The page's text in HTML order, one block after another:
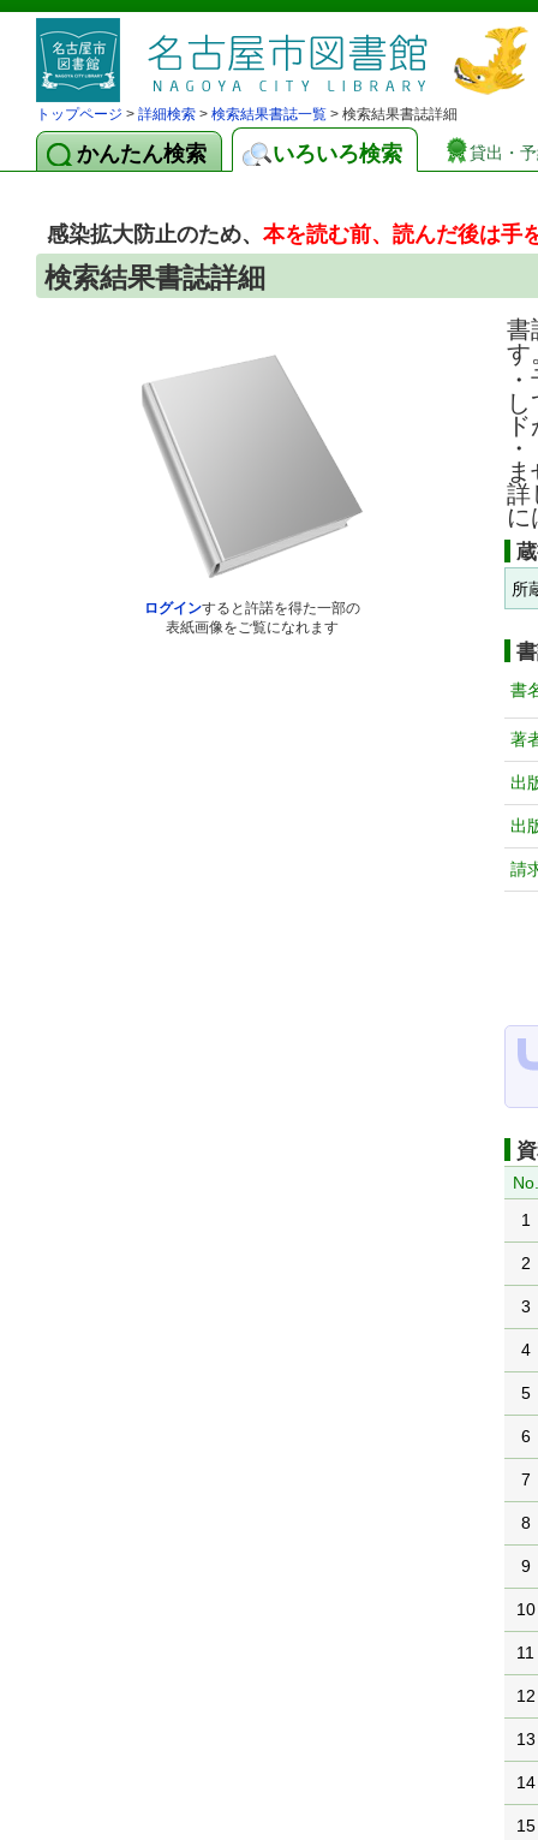
トップページ > 詳細検索 > 検索結果書誌一覧 > 検索結果書誌詳細
かんたん検索 いろいろ検索 貸出・
感染拡大防止のため、本を読む前、読んだ後は手
検索結果書誌詳細
ログインすると許諾を得た一部の
表紙画像をご覧になれます
書
す
詳
に
所
書
著
出
出
請
No.
1
2
3
4
5
6
7
8
9
10
11
12
13
14
15